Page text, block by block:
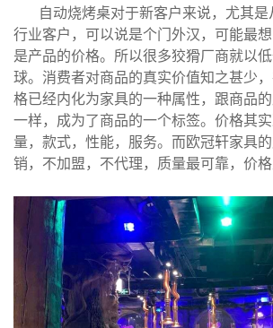
自动烧烤桌对于新客户来说，尤其
行业客户，可以说是个门外汉，可能最
是产品的价格。所以很多狡猾厂商就以
球。消费者对商品的真实价值知之甚少
格已经内化为家具的一种属性，跟商品
一样，成为了商品的一个标签。价格其
量，款式，性能，服务。而欧冠轩家具
销，不加盟，不代理，质量最可靠，价格